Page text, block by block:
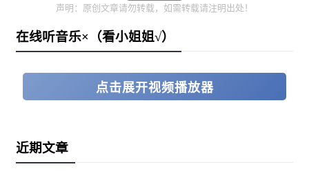
声明：原创文章请勿转载，如需转载请注明出处！
在线听音乐×（看小姐姐√）
点击展开视频播放器
近期文章